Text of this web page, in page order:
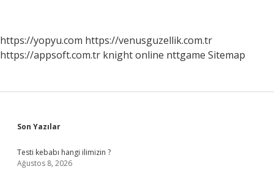
https://yopyu.com https://venusguzellik.com.tr
https://appsoft.com.tr knight online nttgame Sitemap
Sidebar
Son Yazılar
Testi kebabı hangi ilimizin ?
Ağustos 8, 2026